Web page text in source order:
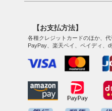
【お支払方法】
各種クレジットカードのほか、
PayPay、楽天ペイ、ペイディ、